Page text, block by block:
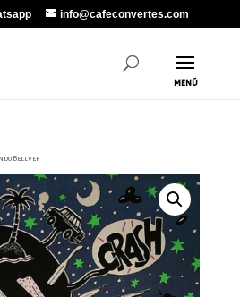
info@cafeconvertes.com
Bellver